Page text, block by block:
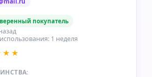
покупатель
1 неделя